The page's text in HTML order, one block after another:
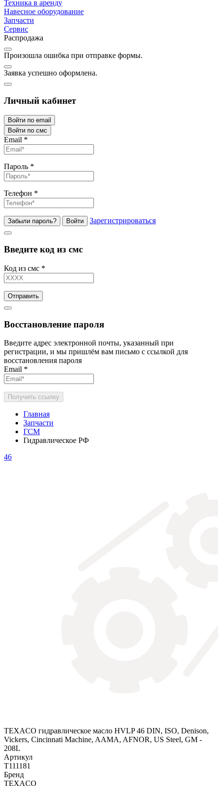
Техника в аренду
Навесное оборудование
Запчасти
Сервис
Распродажа
Произошла ошибка при отправке формы.
Заявка успешно оформлена.
Личный кабинет
Войти по email
Войти по смс
Email *
Пароль *
Телефон *
Забыли пароль? Войти Зарегистрироваться
Введите код из смс
Код из смс *
Отправить
Восстановление пароля
Введите адрес электронной почты, указанный при
регистрации, и мы пришлём вам письмо с ссылкой для
восстановления пароля
Email *
Получить ссылку
Главная
Запчасти
ГСМ
Гидравлическое РФ
46
TEXACO гидравлическое масло HVLP 46 DIN, ISO, Denison,
Vickers, Cincinnati Machine, AAMA, AFNOR, US Steel, GM -
208L
Артикул
T111181
Бренд
TEXACO